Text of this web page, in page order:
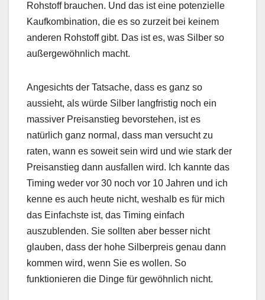
Rohstoff brauchen. Und das ist eine potenzielle
Kaufkombination, die es so zurzeit bei keinem
anderen Rohstoff gibt. Das ist es, was Silber so
außergewöhnlich macht.
Angesichts der Tatsache, dass es ganz so
aussieht, als würde Silber langfristig noch ein
massiver Preisanstieg bevorstehen, ist es
natürlich ganz normal, dass man versucht zu
raten, wann es soweit sein wird und wie stark der
Preisanstieg dann ausfallen wird. Ich kannte das
Timing weder vor 30 noch vor 10 Jahren und ich
kenne es auch heute nicht, weshalb es für mich
das Einfachste ist, das Timing einfach
auszublenden. Sie sollten aber besser nicht
glauben, dass der hohe Silberpreis genau dann
kommen wird, wenn Sie es wollen. So
funktionieren die Dinge für gewöhnlich nicht.